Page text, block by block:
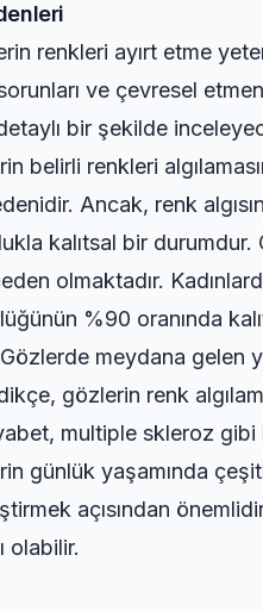
renkleri ayırt etme
ve çevresel
bir şekilde
belirli renkleri
Ancak, renk
kalıtsal bir
olmaktadır.
%90 oranında
Gözlerde meydana gelen
gözlerin renk
multiple skleroz gibi
günlük yaşamında
açısından
olabilir.